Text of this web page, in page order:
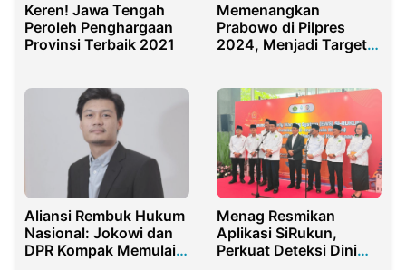
Keren! Jawa Tengah
Peroleh Penghargaan
Provinsi Terbaik 2021
Memenangkan
Prabowo di Pilpres
2024, Menjadi Target
Aliansi Rembuk Hukum
Nasional: Jokowi dan
DPR Kompak Memulai
Menag Resmikan
Aplikasi SiRukun,
Perkuat Deteksi Dini